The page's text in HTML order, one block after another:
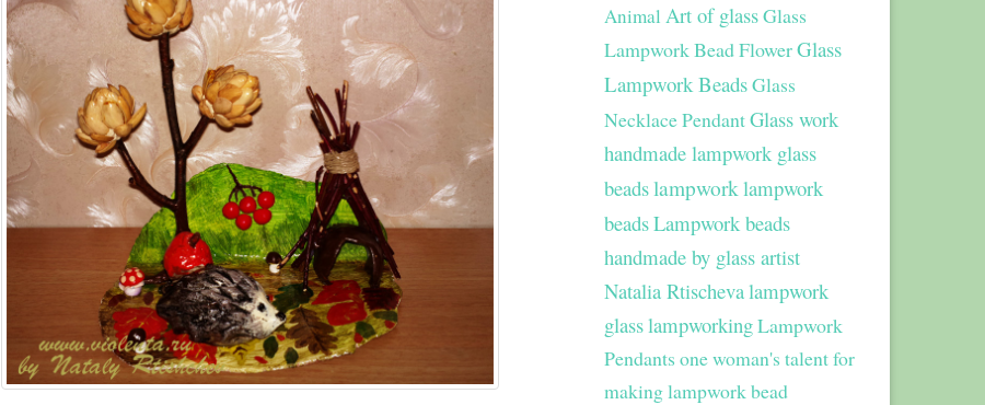
Animal Art of glassGlass
Lampwork Bead FlowerGlass
Lampwork BeadsGlass
Necklace PendantGlass work
handmade lampwork glass
beadslampworklampwork
beadsLampwork beads
handmade by glass artist
Natalia Rtischevalampwork
glasslampworkingLampwork
Pendants one woman's talent for
making lampwork bead